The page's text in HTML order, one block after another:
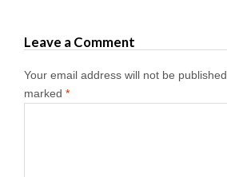
Leave a Comment
Your email address will not be published.
marked *